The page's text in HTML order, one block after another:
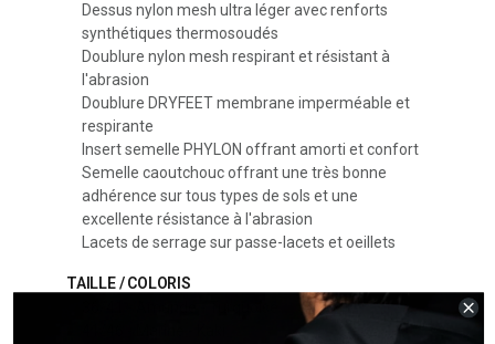
Dessus nylon mesh ultra léger avec renforts
synthétiques thermosoudés
Doublure nylon mesh respirant et résistant à
l'abrasion
Doublure DRYFEET membrane imperméable et
respirante
Insert semelle PHYLON offrant amorti et confort
Semelle caoutchouc offrant une très bonne
adhérence sur tous types de sols et une
excellente résistance à l'abrasion
Lacets de serrage sur passe-lacets et oeillets
TAILLE / COLORIS